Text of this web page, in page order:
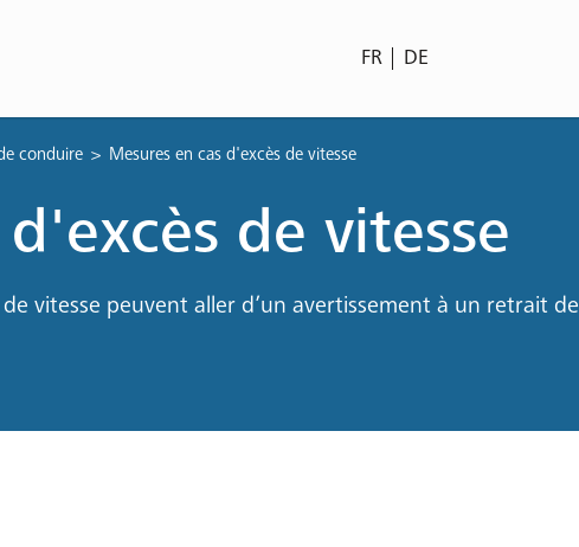
FR DE
conduire Mesures en cas d'excès de vitesse
de vitesse
vitesse peuvent aller d’un avertissement à un retrait de